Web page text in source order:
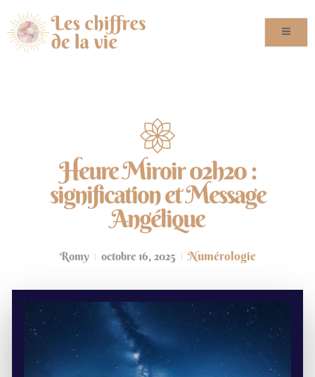
Heure Miroir 02h20 :
signification et Message
Angélique
Romy octobre 16, 2025 Numérologie